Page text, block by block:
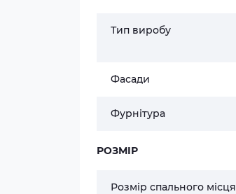
Тип виробу
Фасади
Фурнітура
РОЗМІР
Розмір спального місця